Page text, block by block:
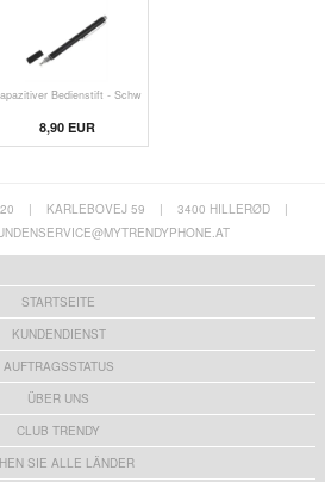
Bedienstift - Schw
8,90 EUR
| KARLEBOVEJ 59 | 3400 HILLERØD
|
STARTSEITE
KUNDENDIENST
AUFTRAGSSTATUS
ÜBER UNS
CLUB TRENDY
SIE ALLE LÄNDER